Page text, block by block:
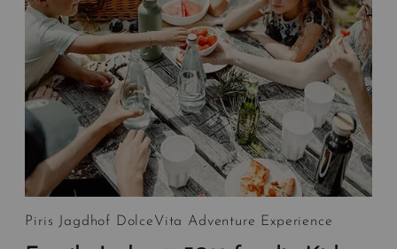
Piris Jagdhof DolceVita Adventure Experience